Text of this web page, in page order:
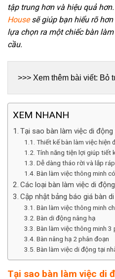
tập trung hơn và hiệu quả
Housesẽ giúp bạn hiểu rõ
lựa chọn ra một chiếc bàn
cầu.
>>> Xem thêm bài viết: Bỏ
XEM NHANH
Tại sao bàn làm việc di
Thiết kế bàn làm việc hiện
Tính năng tiện lợi giúp tiết
Dễ dàng tháo rời và lắp ráp
Bàn làm việc thông minh
Các loại bàn làm việc di
Cập nhật bảng báo giá bàn
Bàn làm việc thông minh
Bàn di động nâng hạ
Bàn làm việc thông minh 3
Bàn nâng hạ 2 phân đoạn
Bàn làm việc di động tại
Tại sao bàn làm việc di